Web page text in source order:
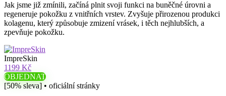
Jak jsme již zmínili, začíná plnit svoji funkci na buněčné úrovni a
regeneruje pokožku z vnitřních vrstev. Zvyšuje přirozenou produkci
kolagenu, který způsobuje zmizení vrásek, i těch nejhlubších, a
zpevňuje pokožku.
ImpreSkin
1199 Kč
OBJEDNAT
[50% sleva] • oficiální stránky